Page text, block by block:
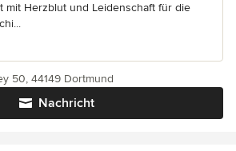
mit Herzblut und Leidenschaft für die
Nachricht
50, 44149 Dortmund